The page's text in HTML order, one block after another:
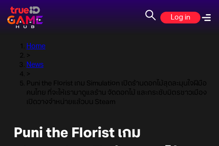
Log in
Home
>
News
>
Puni the Florist เกม Simulation เปิดร้านดอกไม้สุดละมุนใจฝีมือ
คนไทย ที่จะให้เรามาดูแลร้าน จัดดอกไม้ และกระชับมิตรชาวเมือง
เปิดวางจำหน่ายแล้วบน Steam
Puni the Florist เกม